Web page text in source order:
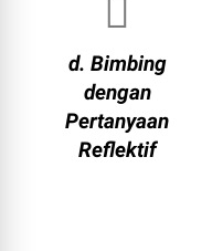
d. Bimbing
dengan
Pertanyaan
Reflektif